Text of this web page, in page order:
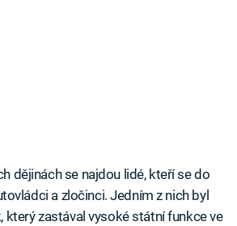
dějinách se najdou lidé, kteří se do
a zločinci. Jedním z nich byl
který zastával vysoké státní funkce ve